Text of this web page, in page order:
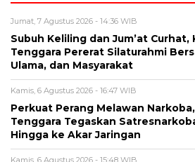
Jumat, 7 Agustus 2026 - 14:36 WIB
Subuh Keliling dan Jum’at Curhat,
Tenggara Pererat Silaturahmi
Ulama, dan Masyarakat
Kamis, 6 Agustus 2026 - 16:47 WIB
Perkuat Perang Melawan
Tenggara Tegaskan
Hingga ke Akar Jaringan
Kamis, 6 Agustus 2026 - 15:48 WIB